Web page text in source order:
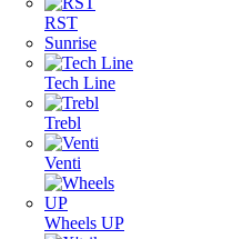
RST
Sunrise
Tech Line
Trebl
Venti
Wheels UP